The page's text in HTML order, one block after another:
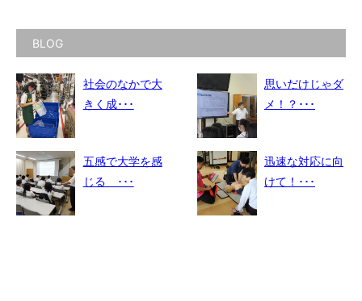
BLOG
社会のなかで大
きく成･･･
思いだけじゃダ
メ！？･･･
五感で大学を感
じる ･･･
迅速な対応に向
けて！･･･